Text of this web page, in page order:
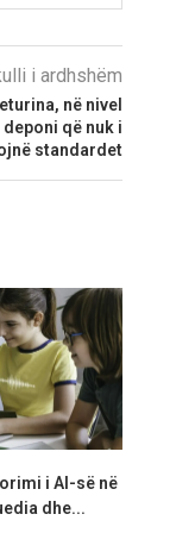
i ardhshëm
në nivel
që nuk i
standardet
i AI-së në
dhe...